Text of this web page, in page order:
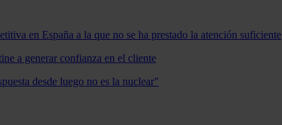
en España a la que no se ha prestado la atención suficiente
a generar confianza en el cliente
desde luego no es la nuclear"